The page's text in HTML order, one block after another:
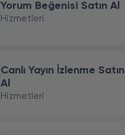
Yorum Beğenisi Satın Al
Hizmetleri
Canlı Yayın İzlenme Satın
Al
Hizmetleri